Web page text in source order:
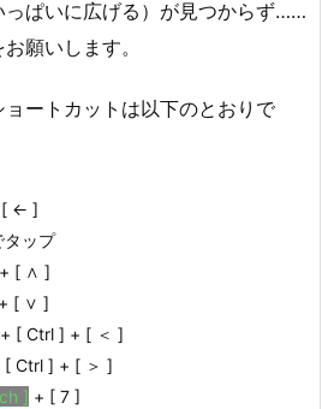
っぱいに広げる）が見つからず……
願いします。
ートカットは以下のとおりで
[ ← ]
タップ
+ [ ∧ ]
+ [ ∨ ]
+ [ Ctrl ] + [ ＜ ]
[ Ctrl ] + [ ＞ ]
] + [ 7 ]